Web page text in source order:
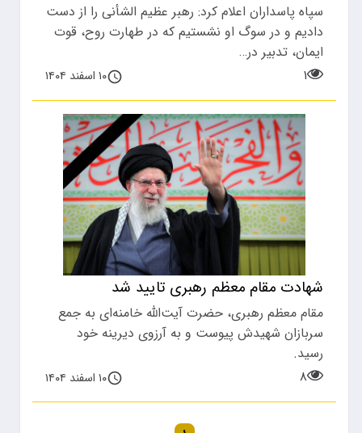
سپاه پاسداران اعلام کرد: رهبر عظیم الشأنی را از دست
دادیم و در سوگ او نشستیم که در طهارت روح، قوت
ایمان، تدبیر در…
۱
۱۰ اسفند ۱۴۰۴
شهادت مقام معظم رهبری تایید شد
مقام معظم رهبری، حضرت آیت‌الله خامنه‌ای به جمع
سربازان شهیدش پیوست و به آرزوی دیرینه خود
رسید.
۸
۱۰ اسفند ۱۴۰۴